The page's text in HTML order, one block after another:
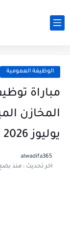
الوظيفة العمومية
يوليوز 2026
alwadifa365
اخر تحديث :منذ